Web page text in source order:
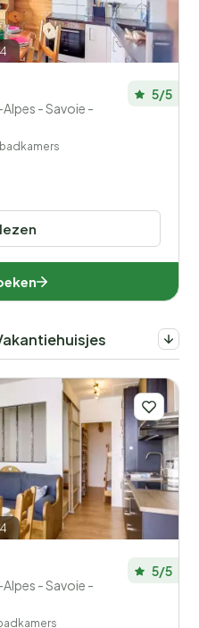
- Savoie -
5/5
badkamers
- Savoie -
5/5